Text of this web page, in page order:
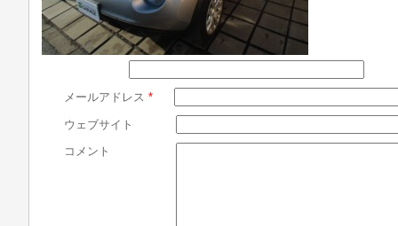
メールアドレス *
ウェブサイト
コメント